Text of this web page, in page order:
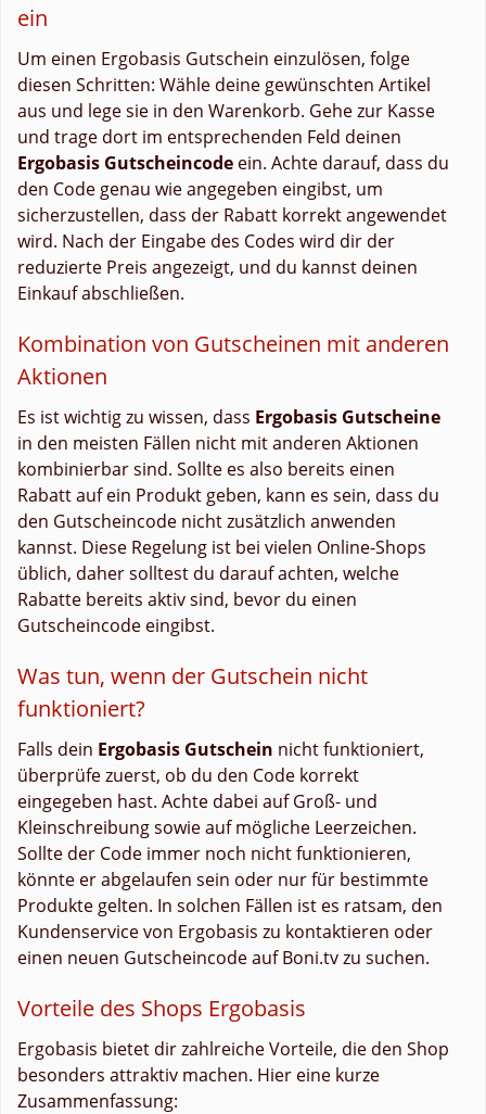
ein
Um einen Ergobasis Gutschein einzulösen, folge
diesen Schritten: Wähle deine gewünschten Artikel
aus und lege sie in den Warenkorb. Gehe zur Kasse
und trage dort im entsprechenden Feld deinen
Ergobasis Gutscheincode ein. Achte darauf, dass du
den Code genau wie angegeben eingibst, um
sicherzustellen, dass der Rabatt korrekt angewendet
wird. Nach der Eingabe des Codes wird dir der
reduzierte Preis angezeigt, und du kannst deinen
Einkauf abschließen.
Kombination von Gutscheinen mit anderen
Aktionen
Es ist wichtig zu wissen, dass Ergobasis Gutscheine
in den meisten Fällen nicht mit anderen Aktionen
kombinierbar sind. Sollte es also bereits einen
Rabatt auf ein Produkt geben, kann es sein, dass du
den Gutscheincode nicht zusätzlich anwenden
kannst. Diese Regelung ist bei vielen Online-Shops
üblich, daher solltest du darauf achten, welche
Rabatte bereits aktiv sind, bevor du einen
Gutscheincode eingibst.
Was tun, wenn der Gutschein nicht
funktioniert?
Falls dein Ergobasis Gutschein nicht funktioniert,
überprüfe zuerst, ob du den Code korrekt
eingegeben hast. Achte dabei auf Groß- und
Kleinschreibung sowie auf mögliche Leerzeichen.
Sollte der Code immer noch nicht funktionieren,
könnte er abgelaufen sein oder nur für bestimmte
Produkte gelten. In solchen Fällen ist es ratsam, den
Kundenservice von Ergobasis zu kontaktieren oder
einen neuen Gutscheincode auf Boni.tv zu suchen.
Vorteile des Shops Ergobasis
Ergobasis bietet dir zahlreiche Vorteile, die den Shop
besonders attraktiv machen. Hier eine kurze
Zusammenfassung: